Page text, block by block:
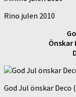
Rino julen 2010
Önskar
God Jul önskar